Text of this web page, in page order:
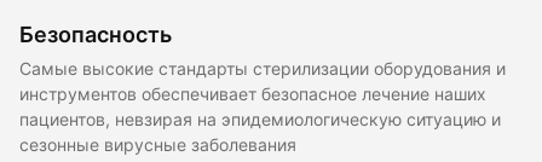
Безопасность
Самые высокие стандарты стерилизации оборудования и
инструментов обеспечивает безопасное лечение наших
пациентов, невзирая на эпидемиологическую ситуацию и
сезонные вирусные заболевания